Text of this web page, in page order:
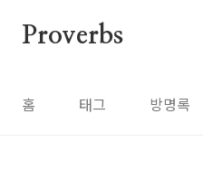
Proverbs
홈 태그 방명록